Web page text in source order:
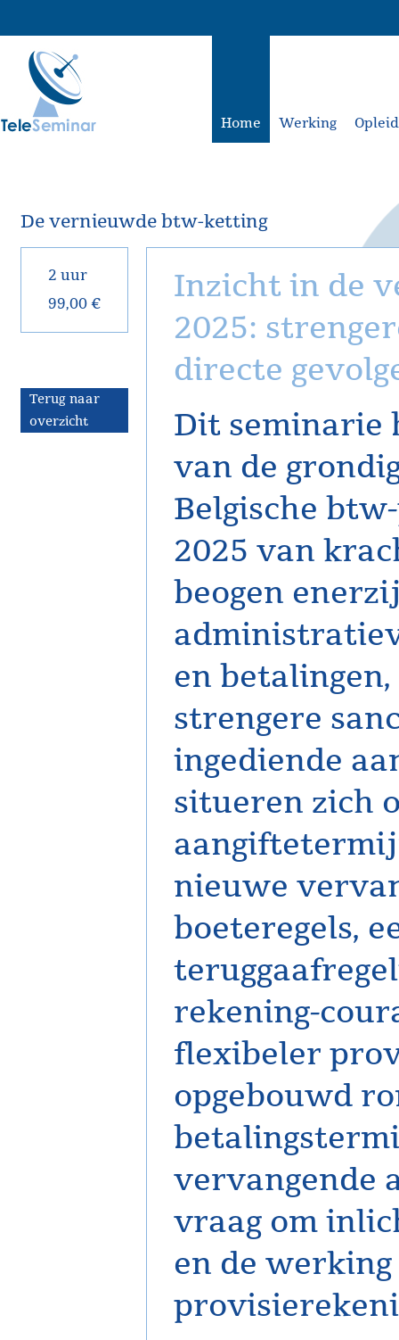
Home Werking
De vernieuwde btw-ketting
2 uur
99,00 €
Terug naar
overzicht
Inzicht in de
2025:
directe
Dit seminarie
van de
Belgische
2025 van
beogen
en
strengere
ingediende
situeren zich
nieuwe
boeteregels,
rekening-
flexibeler
opgebouwd
vervangende
vraag om
en de